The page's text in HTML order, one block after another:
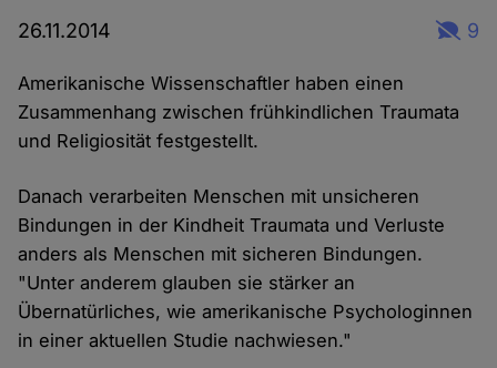
26.11.2014 9
Amerikanische Wissenschaftler haben einen
Zusammenhang zwischen frühkindlichen Traumata
und Religiosität festgestellt.
Danach verarbeiten Menschen mit unsicheren
Bindungen in der Kindheit Traumata und Verluste
anders als Menschen mit sicheren Bindungen.
"Unter anderem glauben sie stärker an
Übernatürliches, wie amerikanische Psychologinnen
in einer aktuellen Studie nachwiesen."